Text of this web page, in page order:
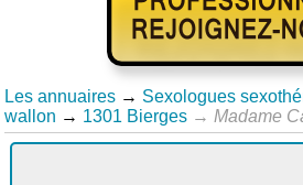
Les annuaires → Sexologues
wallon → 1301 Bierges → Madame